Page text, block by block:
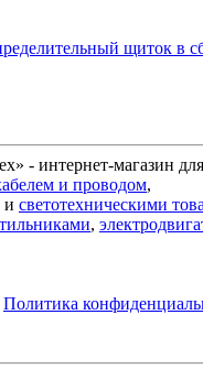
щиток в
- интернет-магазин
и проводом,
и светотехническими
,
Политика